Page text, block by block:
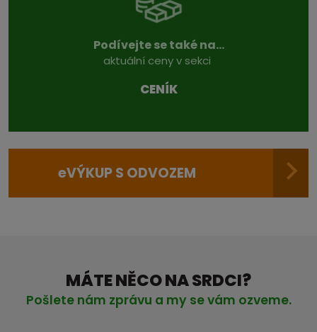
Podívejte se také na...
aktuální ceny v sekci
CENÍK
eVÝKUP S ODVOZEM
MÁTE NĚCO NA SRDCI?
Pošlete nám zprávu a my se vám ozveme.